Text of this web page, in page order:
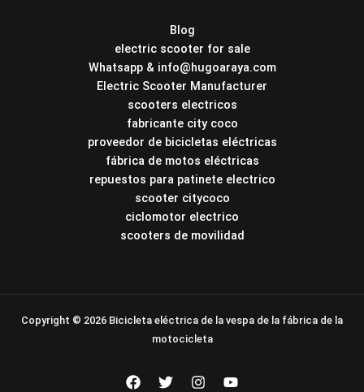
Blog
electric scooter for sale
Whatsapp & info@hugoaraya.com
Electric Scooter Manufacturer
scooters electricos
fabricante city coco
proveedor de bicicletas eléctricas
fábrica de motos eléctricas
repuestos para patinete electrico
scooter citycoco
ciclomotor electrico
scooters de movilidad
Copyright © 2026 Bicicleta eléctrica de la vespa de la fábrica de la
motocicleta